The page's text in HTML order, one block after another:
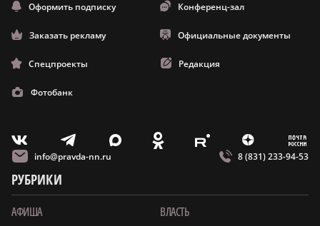
Оформить подписку Конференц-зал
Заказать рекламу Официальные документы
Спецпроекты Редакция
Фотобанк
V T X O E Z m
info@pravda-nn.ru 8 (831) 233-94-53
РУБРИКИ
АФИША
ВЛАСТЬ